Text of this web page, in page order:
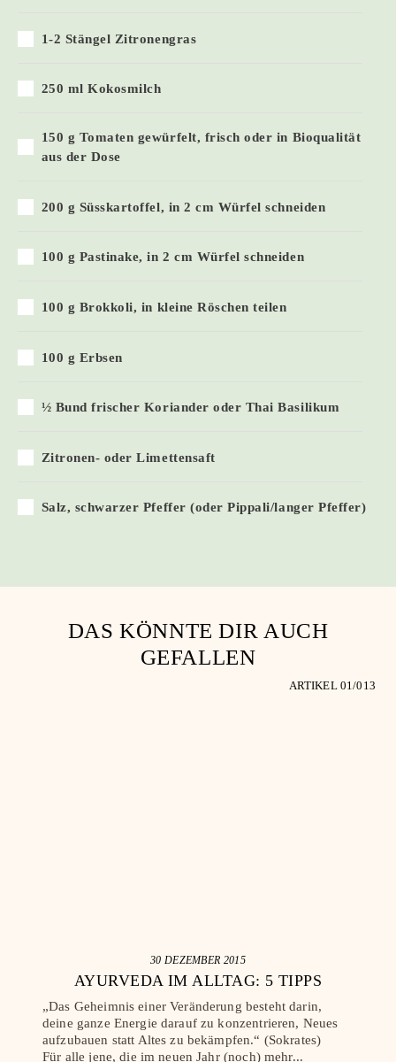
1-2 Stängel Zitronengras
250 ml Kokosmilch
150 g Tomaten gewürfelt, frisch oder in Bioqualität
aus der Dose
200 g Süsskartoffel, in 2 cm Würfel schneiden
100 g Pastinake, in 2 cm Würfel schneiden
100 g Brokkoli, in kleine Röschen teilen
100 g Erbsen
½ Bund frischer Koriander oder Thai Basilikum
Zitronen- oder Limettensaft
Salz, schwarzer Pfeffer (oder Pippali/langer Pfeffer)
DAS KÖNNTE DIR AUCH
GEFALLEN
ARTIKEL 01/0 13
30 DEZEMBER 2015
AYURVEDA IM ALLTAG: 5 TIPPS
„Das Geheimnis einer Veränderung besteht darin,
deine ganze Energie darauf zu konzentrieren, Neues
aufzubauen statt Altes zu bekämpfen.“ (Sokrates)
Für alle jene, die im neuen Jahr (noch) mehr...